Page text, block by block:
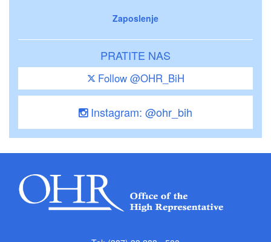
Zaposlenje
PRATITE NAS
Follow @OHR_BiH
Instagram: @ohr_bih